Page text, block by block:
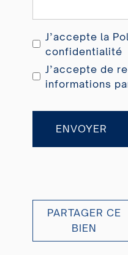
J’accepte la
confidentialité
J’accepte de
informations
ENVOYER
PARTAGER CE
BIEN